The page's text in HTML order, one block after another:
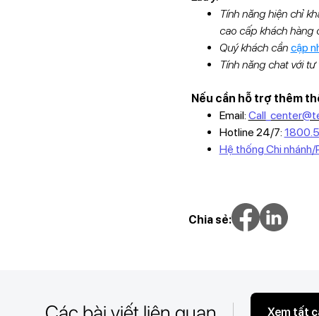
Tính năng hiện chỉ
cao cấp khách hàng
Quý khách cần cập
Tính năng chat với
Nếu cần hỗ trợ thêm
Email:
Hotline 24/7:
Hệ thống Chi
Chia sẻ:
Xem tất